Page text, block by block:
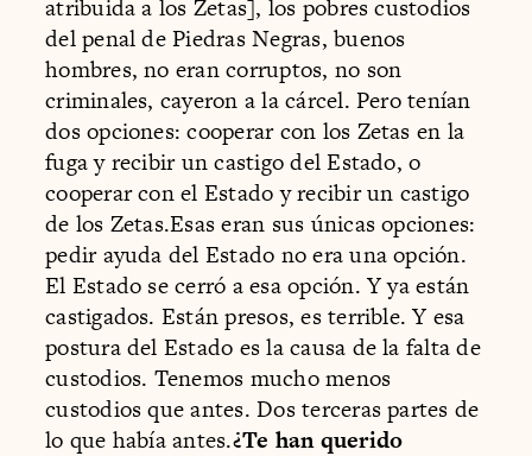
atribuida a los Zetas], los pobres custodios
del penal de Piedras Negras, buenos
hombres, no eran corruptos, no son
criminales, cayeron a la cárcel. Pero tenían
dos opciones: cooperar con los Zetas en la
fuga y recibir un castigo del Estado, o
cooperar con el Estado y recibir un castigo
de los Zetas.Esas eran sus únicas opciones:
pedir ayuda del Estado no era una opción.
El Estado se cerró a esa opción. Y ya están
castigados. Están presos, es terrible. Y esa
postura del Estado es la causa de la falta de
custodios. Tenemos mucho menos
custodios que antes. Dos terceras partes de
lo que había antes.¿Te han querido